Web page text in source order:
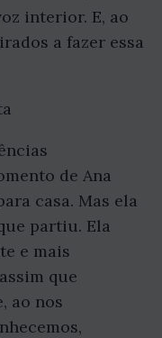
interior. E, ao
a fazer essa
de Ana
casa. Mas ela
partiu. Ela
e mais
que
ao nos